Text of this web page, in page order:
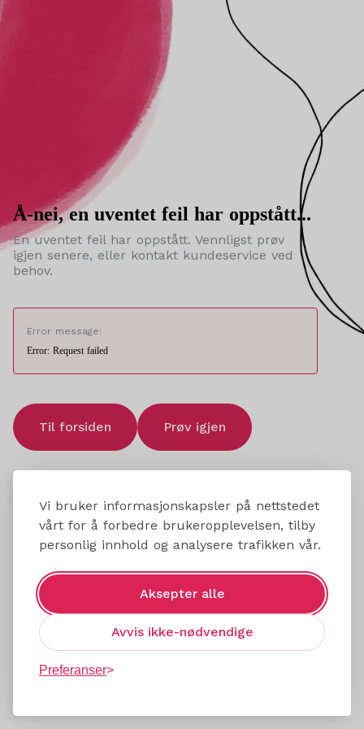
Vi bruker informasjonskapsler på nettstedet
vårt for å forbedre brukeropplevelsen, tilby
personlig innhold og analysere trafikken vår.
Aksepter alle
Avvis ikke-nødvendige
Preferanser
Å-nei, en uventet feil har oppstått...
En uventet feil har oppstått. Vennligst prøv
igjen senere, eller kontakt kundeservice ved
behov.
Error message:
Error: Request failed
Til forsiden Prøv igjen